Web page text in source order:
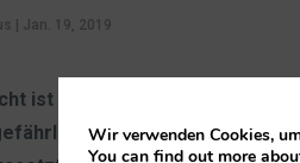
Jan. 19, 2019
ist gut für uns und die
die Haut kann schnell
Wir verwenden Cookies,
You can find out more